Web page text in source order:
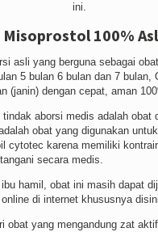
ini.
100%
asli yang berguna sebagai
5 bulan 6 bulan dan 7
(janin) dengan cepat, aman
aborsi medis adalah
obat yang digunakan
cytotec karena memiliki
secara medis.
hamil, obat ini masih dapat
di internet khususnya
obat yang mengandung zat